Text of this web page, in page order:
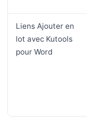
Liens Ajouter en
lot avec Kutools
pour Word